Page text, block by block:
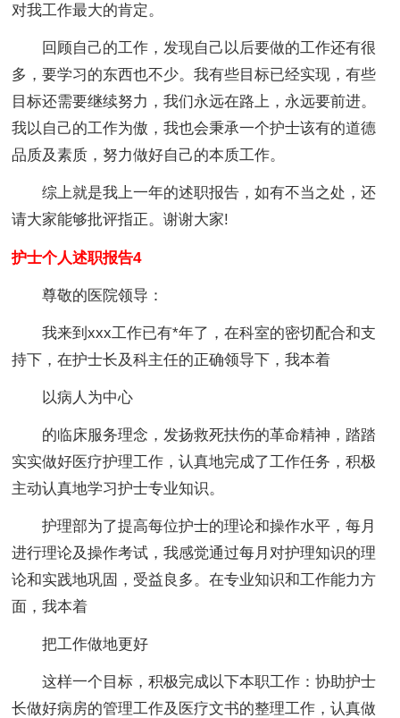
对我工作最大的肯定。
回顾自己的工作，发现自己以后要做的工作还有很
多，要学习的东西也不少。我有些目标已经实现，有些
目标还需要继续努力，我们永远在路上，永远要前进。
我以自己的工作为傲，我也会秉承一个护士该有的道德
品质及素质，努力做好自己的本质工作。
综上就是我上一年的述职报告，如有不当之处，还
请大家能够批评指正。谢谢大家!
护士个人述职报告4
尊敬的医院领导：
我来到xxx工作已有*年了，在科室的密切配合和支
持下，在护士长及科主任的正确领导下，我本着
以病人为中心
的临床服务理念，发扬救死扶伤的革命精神，踏踏
实实做好医疗护理工作，认真地完成了工作任务，积极
主动认真地学习护士专业知识。
护理部为了提高每位护士的理论和操作水平，每月
进行理论及操作考试，我感觉通过每月对护理知识的理
论和实践地巩固，受益良多。在专业知识和工作能力方
面，我本着
把工作做地更好
这样一个目标，积极完成以下本职工作：协助护士
长做好病房的管理工作及医疗文书的整理工作，认真做